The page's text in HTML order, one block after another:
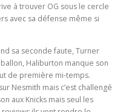
à trouver OG sous le cercle
avec sa défense même si
sa seconde faute, Turner
Haliburton manque son
de première mi-temps.
Nesmith mais c’est challengé
aux Knicks mais seul les